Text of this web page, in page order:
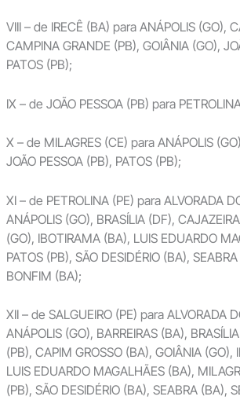
VIII – de IRECÊ (BA) para ANÁPOLIS (GO),
CAMPINA GRANDE (PB), GOIÂNIA (GO),
PATOS (PB);
IX – de JOÃO PESSOA (PB) para
X – de MILAGRES (CE) para ANÁPOLIS
JOÃO PESSOA (PB), PATOS (PB);
XI – de PETROLINA (PE) para ALVORADA
ANÁPOLIS (GO), BRASÍLIA (DF),
(GO), IBOTIRAMA (BA), LUIS EDUARDO
PATOS (PB), SÃO DESIDÉRIO (BA),
BONFIM (BA);
XII – de SALGUEIRO (PE) para ALVORADA
ANÁPOLIS (GO), BARREIRAS (BA),
(PB), CAPIM GROSSO (BA), GOIÂNIA (GO),
LUIS EDUARDO MAGALHÃES (BA),
(PB), SÃO DESIDÉRIO (BA), SEABRA (BA),